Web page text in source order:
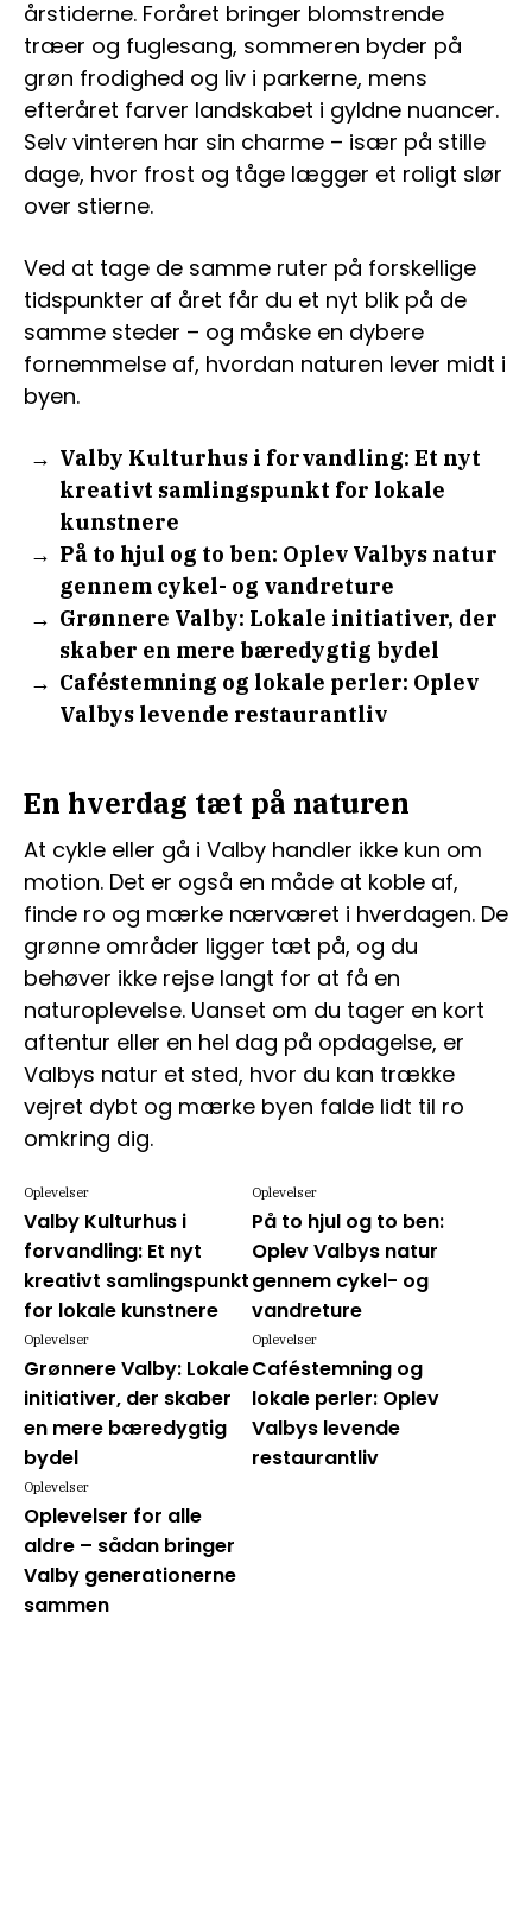
årstiderne. Foråret bringer blomstrende
træer og fuglesang, sommeren byder på
grøn frodighed og liv i parkerne, mens
efteråret farver landskabet i gyldne nuancer.
Selv vinteren har sin charme – især på stille
dage, hvor frost og tåge lægger et roligt slør
over stierne.
Ved at tage de samme ruter på forskellige
tidspunkter af året får du et nyt blik på de
samme steder – og måske en dybere
fornemmelse af, hvordan naturen lever midt i
byen.
Valby Kulturhus i forvandling: Et nyt
kreativt samlingspunkt for lokale
kunstnere
På to hjul og to ben: Oplev Valbys natur
gennem cykel- og vandreture
Grønnere Valby: Lokale initiativer, der
skaber en mere bæredygtig bydel
Caféstemning og lokale perler: Oplev
Valbys levende restaurantliv
En hverdag tæt på naturen
At cykle eller gå i Valby handler ikke kun om
motion. Det er også en måde at koble af,
finde ro og mærke nærværet i hverdagen. De
grønne områder ligger tæt på, og du
behøver ikke rejse langt for at få en
naturoplevelse. Uanset om du tager en kort
aftentur eller en hel dag på opdagelse, er
Valbys natur et sted, hvor du kan trække
vejret dybt og mærke byen falde lidt til ro
omkring dig.
Valby Kulturhus i
forvandling: Et nyt
kreativt samlingspunkt
for lokale kunstnere
Oplevelser
På to hjul og to ben:
Oplev Valbys natur
gennem cykel- og
vandreture
Oplevelser
Grønnere Valby: Lokale
initiativer, der skaber
en mere bæredygtig
bydel
Oplevelser
Caféstemning og
lokale perler: Oplev
Valbys levende
restaurantliv
Oplevelser
Oplevelser for alle
aldre – sådan bringer
Valby generationerne
sammen
Oplevelser